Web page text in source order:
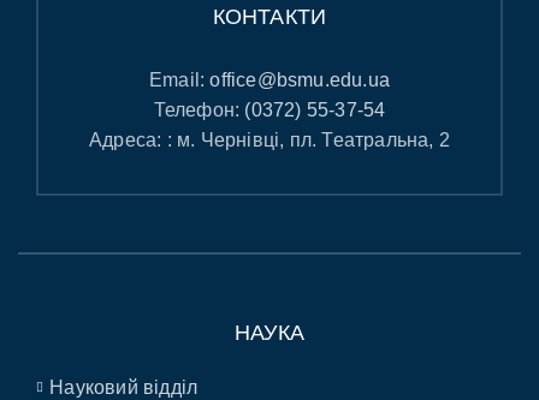
КОНТАКТИ
Email:office@bsmu.edu.ua
Телефон: (0372) 55-37-54
Адреса: : м. Чернівці, пл. Театральна, 2
НАУКА
Науковий відділ